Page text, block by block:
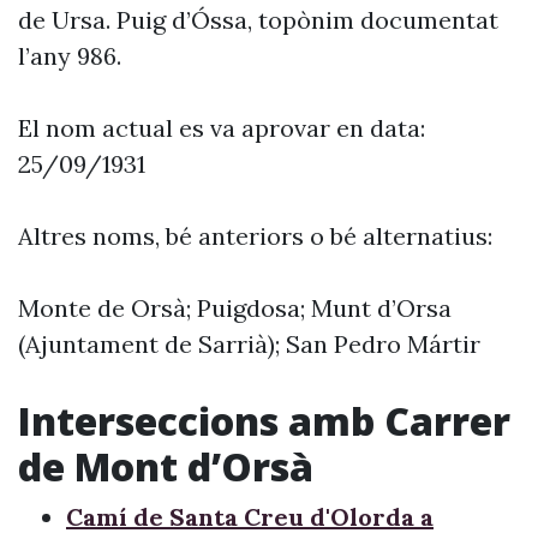
de Ursa. Puig d’Óssa, topònim documentat
l’any 986.
El nom actual es va aprovar en data:
25/09/1931
Altres noms, bé anteriors o bé alternatius:
Monte de Orsà; Puigdosa; Munt d’Orsa
(Ajuntament de Sarrià); San Pedro Mártir
Interseccions amb Carrer
de Mont d’Orsà
Camí de Santa Creu d'Olorda a